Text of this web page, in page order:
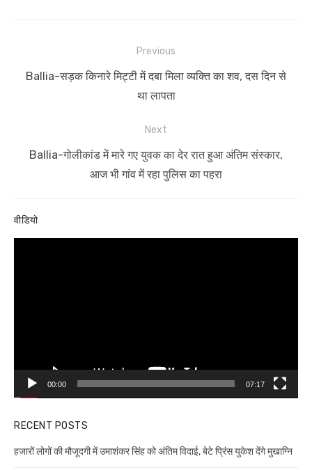
navigation
Previous
Previous
Ballia-सड़क किनारे मिट्टी में दबा मिला व्यक्ति का शव, दस दिन से
था लापता
Next
Next
Ballia-गोलीकांड में मारे गए युवक का देर रात हुआ अंतिम संस्कार,
आज भी गांव में रहा पुलिस का पहरा
वीडियो
00:00 07:17
RECENT POSTS
हजारों लोगों की मौजूदगी में उमाशंकर सिंह को अंतिम विदाई, बेटे प्रिंस युकेश देंगे मुखाग्नि